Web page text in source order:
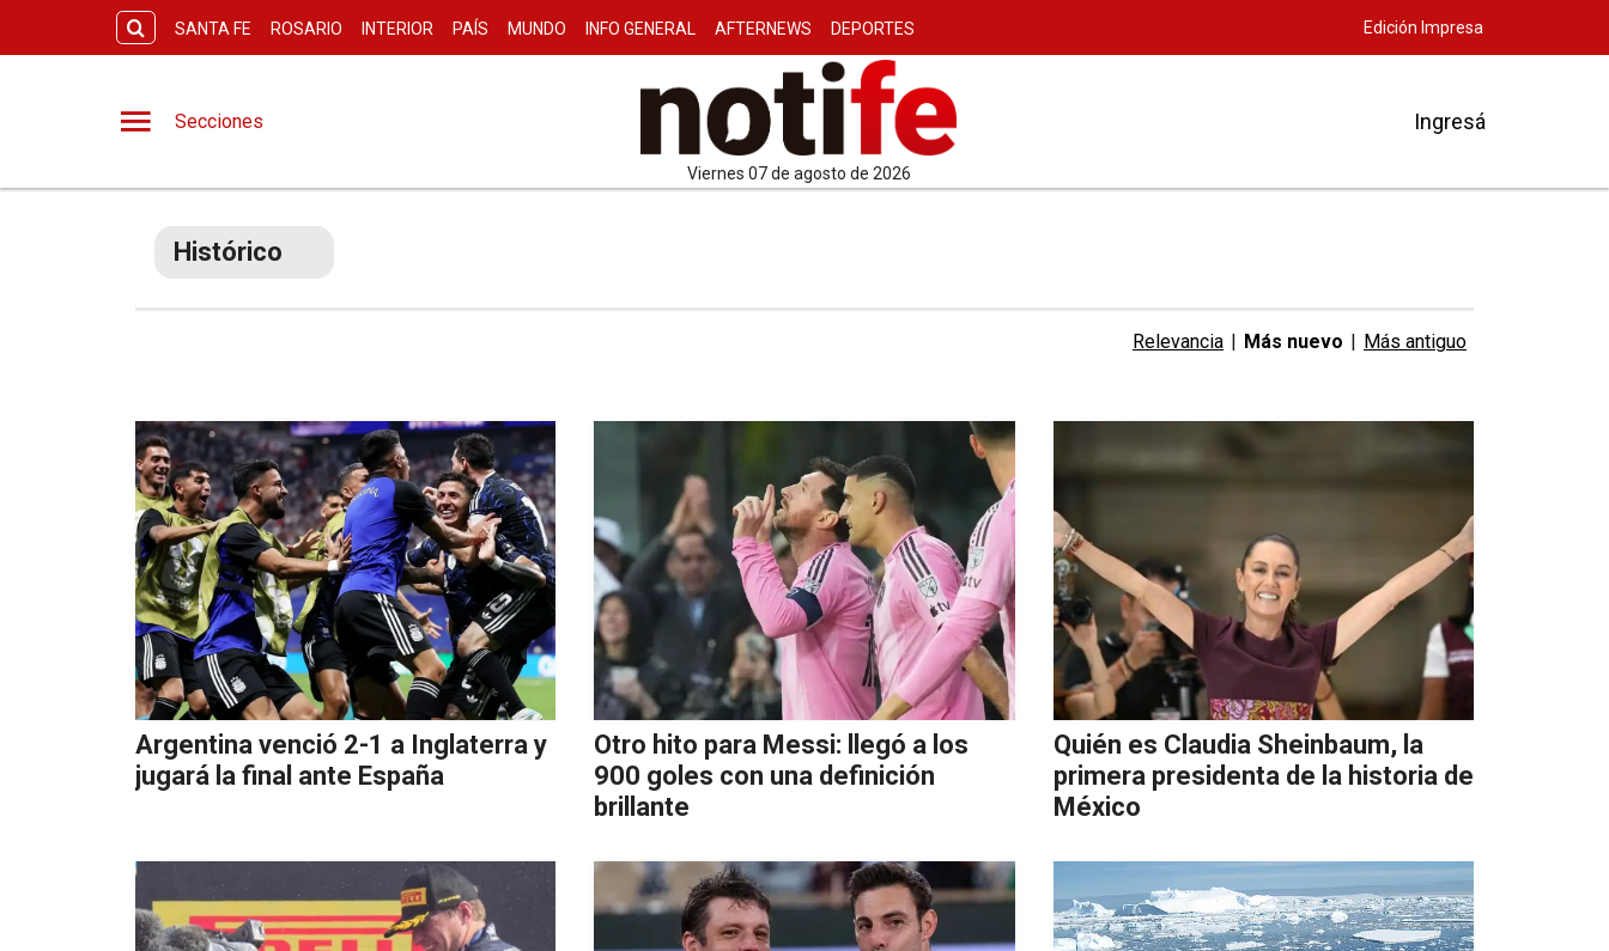
SANTA FE ROSARIO INTERIOR PAÍS MUNDO INFO GENERAL AFTERNEWS DEPORTES Edición Impresa
Secciones
viernes 07 de agosto de 2026
Ingresá
Histórico
Relevancia | Más nuevo | Más antiguo
Argentina venció 2-1 a Inglaterra y
jugará la final ante España
Otro hito para Messi: llegó a los
900 goles con una definición
brillante
Quién es Claudia Sheinbaum, la
primera presidenta de la historia de
México